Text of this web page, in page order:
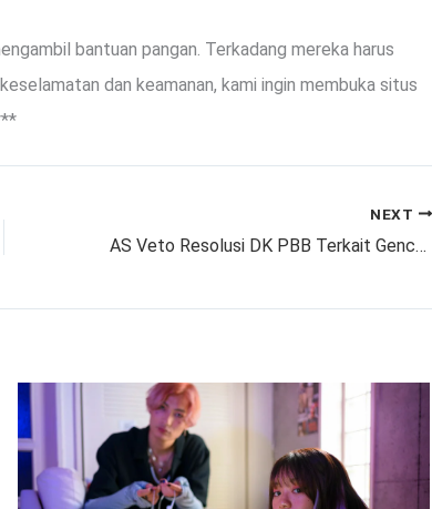
bantuan pangan. Terkadang mereka harus
dan keamanan, kami ingin membuka situs
NEXT
AS Veto Resolusi DK PBB Terkait Gencatan Senjata di Gaza